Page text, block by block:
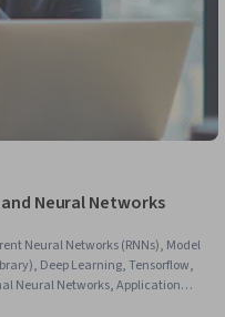
Neural Networks
Neural Networks (RNNs), Model
Deep Learning, Tensorflow,
Neural Networks, Application
Data Preprocessing